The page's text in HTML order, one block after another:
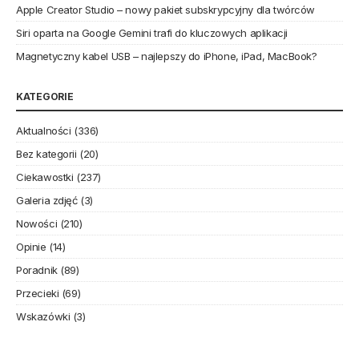
Apple Creator Studio – nowy pakiet subskrypcyjny dla twórców
Siri oparta na Google Gemini trafi do kluczowych aplikacji
Magnetyczny kabel USB – najlepszy do iPhone, iPad, MacBook?
KATEGORIE
Aktualności (336)
Bez kategorii (20)
Ciekawostki (237)
Galeria zdjęć(3)
Nowości (210)
Opinie (14)
Poradnik(89)
Przecieki (69)
Wskazówki (3)